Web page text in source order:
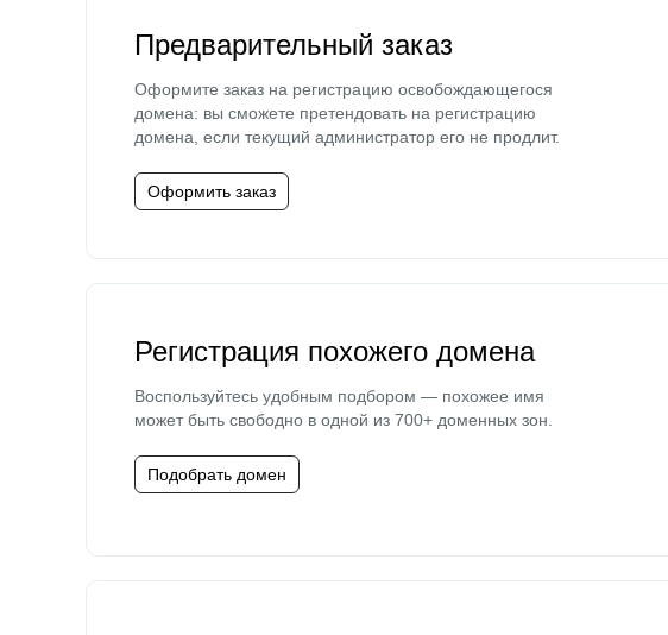
Предварительный заказ
Оформите заказ на регистрацию освобождающегося
домена: вы сможете претендовать на регистрацию
домена, если текущий администратор его не продлит.
Оформить заказ
Регистрация похожего домена
Воспользуйтесь удобным подбором — похожее имя
может быть свободно в одной из 700+ доменных зон.
Подобрать домен